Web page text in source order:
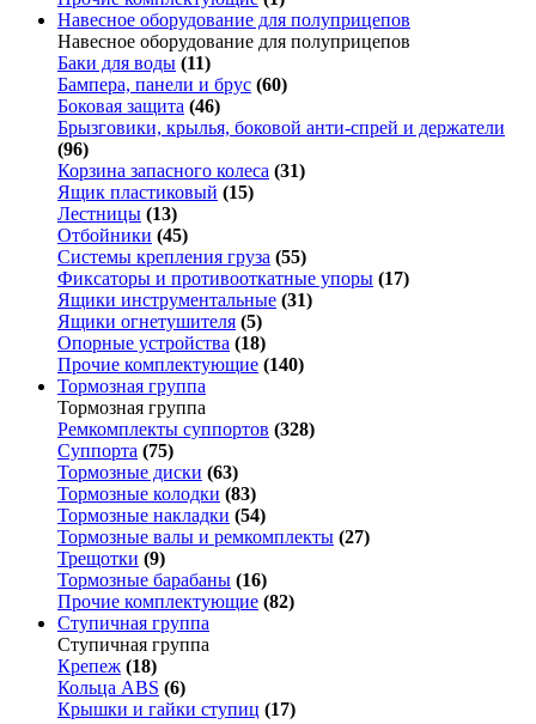
Навесное оборудование для полуприцепов
Навесное оборудование для полуприцепов
Баки для воды (11)
Бампера, панели и брус (60)
Боковая защита (46)
Брызговики, крылья, боковой анти-спрей и держатели
(96)
Корзина запасного колеса (31)
Ящик пластиковый (15)
Лестницы (13)
Отбойники (45)
Системы крепления груза (55)
Фиксаторы и противооткатные упоры (17)
Ящики инструментальные (31)
Ящики огнетушителя (5)
Опорные устройства (18)
Прочие комплектующие (140)
Тормозная группа
Тормозная группа
Ремкомплекты суппортов (328)
Суппорта (75)
Тормозные диски (63)
Тормозные колодки (83)
Тормозные накладки (54)
Тормозные валы и ремкомплекты (27)
Трещотки (9)
Тормозные барабаны (16)
Прочие комплектующие (82)
Ступичная группа
Ступичная группа
Крепеж (18)
Кольца ABS (6)
Крышки и гайки ступиц (17)